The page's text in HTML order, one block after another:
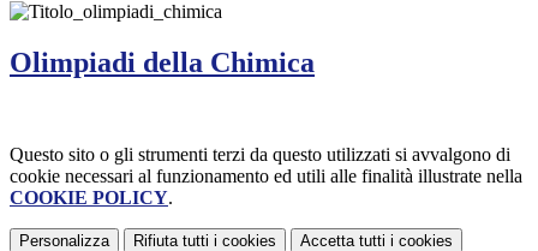
Olimpiadi della Chimica
Questo sito o gli strumenti terzi da questo utilizzati si avvalgono di
cookie necessari al funzionamento ed utili alle finalità illustrate nella
COOKIE POLICY.
Personalizza Rifiuta tutti i cookies Accetta tutti i cookies